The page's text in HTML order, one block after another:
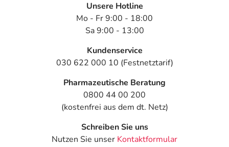
Unsere Hotline
Mo - Fr 9:00 - 18:00
Sa 9:00 - 13:00
Kundenservice
030 622 000 10 (Festnetztarif)
Pharmazeutische Beratung
0800 44 00 200
(kostenfrei aus dem dt. Netz)
Schreiben Sie uns
Nutzen Sie unser Kontaktformular